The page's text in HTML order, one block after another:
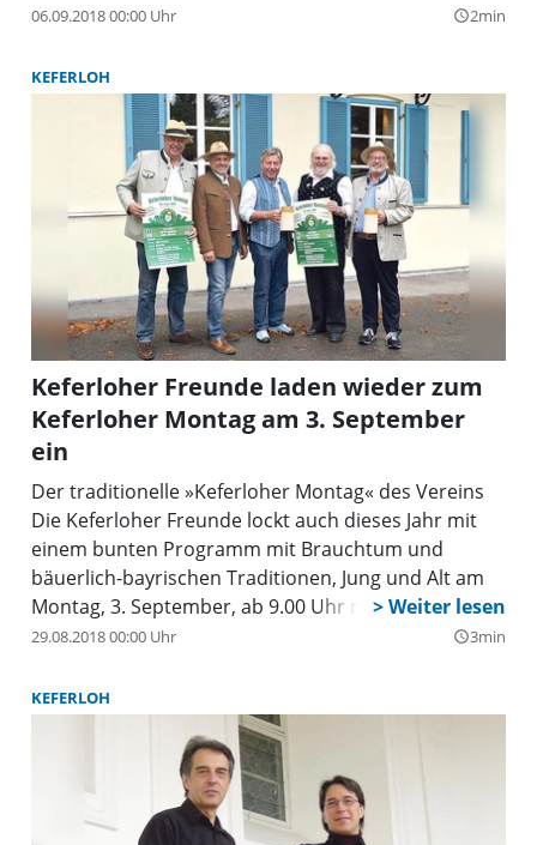
06.09.2018 00:00 Uhr query_builder2min
KEFERLOH
Keferloher Freunde laden wieder zum
Keferloher Montag am 3. September
ein
Der traditionelle »Keferloher Montag« des Vereins
Die Keferloher Freunde lockt auch dieses Jahr mit
einem bunten Programm mit Brauchtum und
bäuerlich-bayrischen Traditionen, Jung und Alt am
Montag, 3. September, ab 9.00 Uhr nach Keferloh.
29.08.2018 00:00 Uhr query_builder3min
KEFERLOH